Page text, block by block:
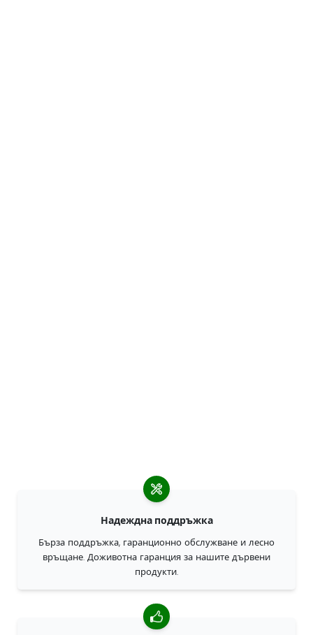
Надеждна поддръжка
Бърза поддръжка, гаранционно обслужване и лесно
връщане. Доживотна гаранция за нашите дървени
продукти.